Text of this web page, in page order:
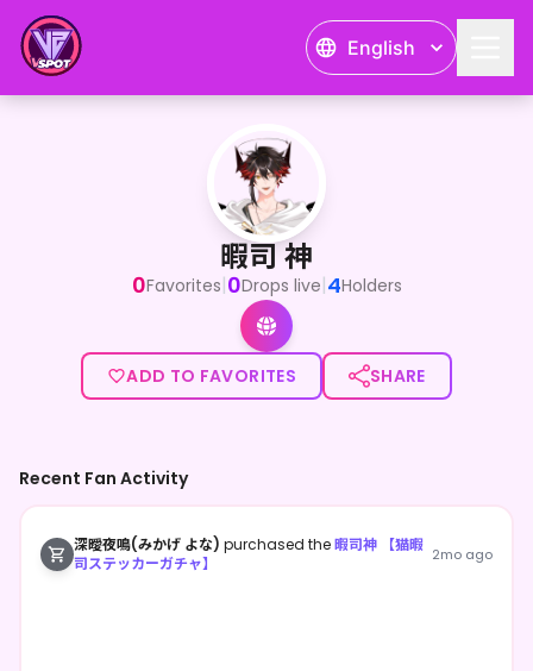
English
暇司 神
<p>俺の名前は暇司 神（かつかさ じん）暇を司る神をやっ
暇司 神
0Favorites|0Drops live|4Holders
ADD TO FAVORITES SHARE
Recent Fan Activity
深曖夜鳴(みかげ よな) purchased the暇司神 【猫暇
司ステッカーガチャ】
2mo ago